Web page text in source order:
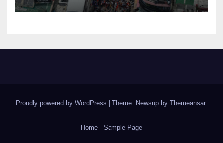
Proudly powered by WordPress Theme: Newsup by Themeansar.
Home Sample Page